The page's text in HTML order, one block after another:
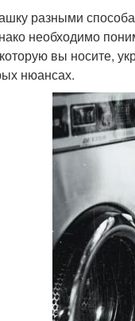
разными
необходимо
вы носите,
нюансах.